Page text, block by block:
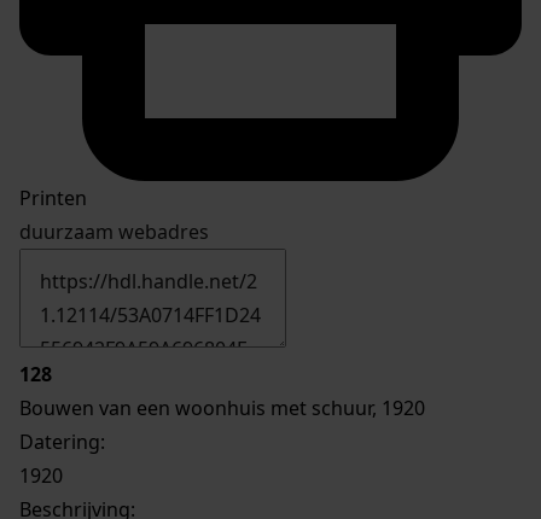
Printen
duurzaam webadres
128
Bouwen van een woonhuis met schuur, 1920
Datering:
1920
Beschrijving: